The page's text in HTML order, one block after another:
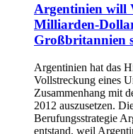
Argentinien will
Milliarden-
Großbritannien
Argentinien hat das
Vollstreckung eines
Zusammenhang mit
2012 auszusetzen.
Berufungsstrategie
entstand, weil